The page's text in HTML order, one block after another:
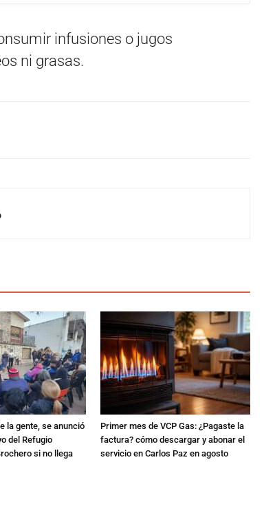
infusiones o jugos
ni grasas.
la gente, se anunció
del Refugio
si no llega
Primer mes de VCP Gas: ¿Pagaste la
factura? cómo descargar y abonar el
servicio en Carlos Paz en agosto